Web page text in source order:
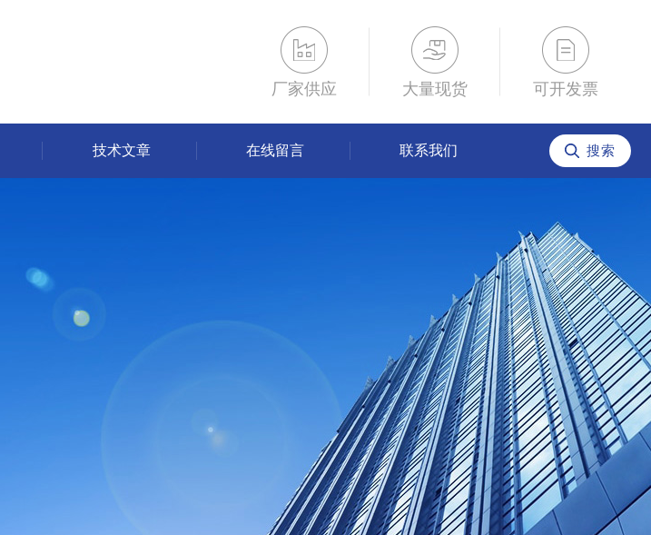
厂家供应 大量现货 可开发票
技术文章 在线留言 联系我们